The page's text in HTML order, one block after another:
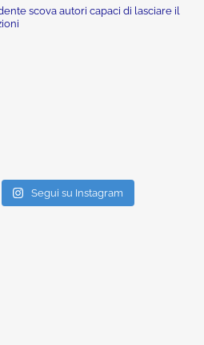
scova autori capaci di lasciare il
Segui su Instagram